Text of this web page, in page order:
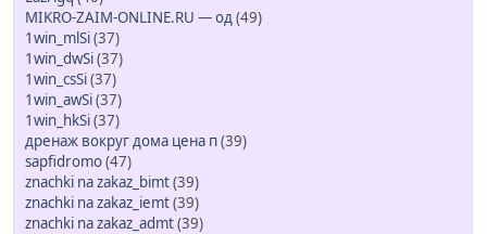
MIKRO-ZAIM-ONLINE.RU — од(49)
1win_mlSi(37)
1win_dwSi(37)
1win_csSi(37)
1win_awSi(37)
1win_hkSi(37)
дренаж вокруг дома цена п(39)
sapfidromo(47)
znachki na zakaz_bimt(39)
znachki na zakaz_iemt(39)
znachki na zakaz_admt(39)